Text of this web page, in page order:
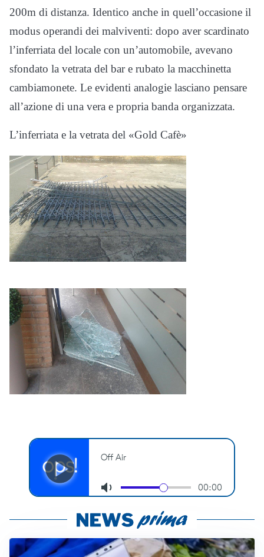
200m di distanza. Identico anche in quell’occasione il
modus operandi dei malviventi: dopo aver scardinato
l’inferriata del locale con un’automobile, avevano
sfondato la vetrata del bar e rubato la macchinetta
cambiamonete. Le evidenti analogie lasciano pensare
all’azione di una vera e propria banda organizzata.
L’inferriata e la vetrata del «Gold Cafè»